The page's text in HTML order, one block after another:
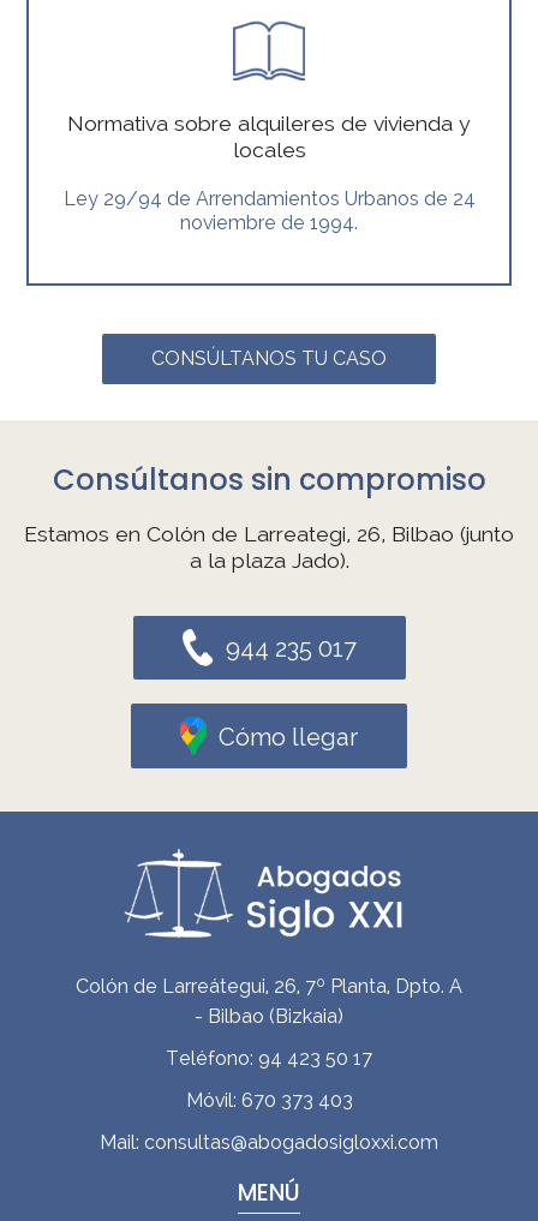
Normativa sobre alquileres de vivienda y
locales
Ley 29/94 de Arrendamientos Urbanos de 24
noviembre de 1994.
CONSÚLTANOS TU CASO
Consúltanos sin compromiso
Estamos en Colón de Larreategi, 26, Bilbao (junto
a la plaza Jado).
944 235 017
Cómo llegar
Colón de Larreátegui, 26, 7º Planta, Dpto. A
- Bilbao (Bizkaia)
Teléfono: 94 423 50 17
Móvil: 670 373 403
Mail: consultas@abogadosigloxxi.com
MENÚ